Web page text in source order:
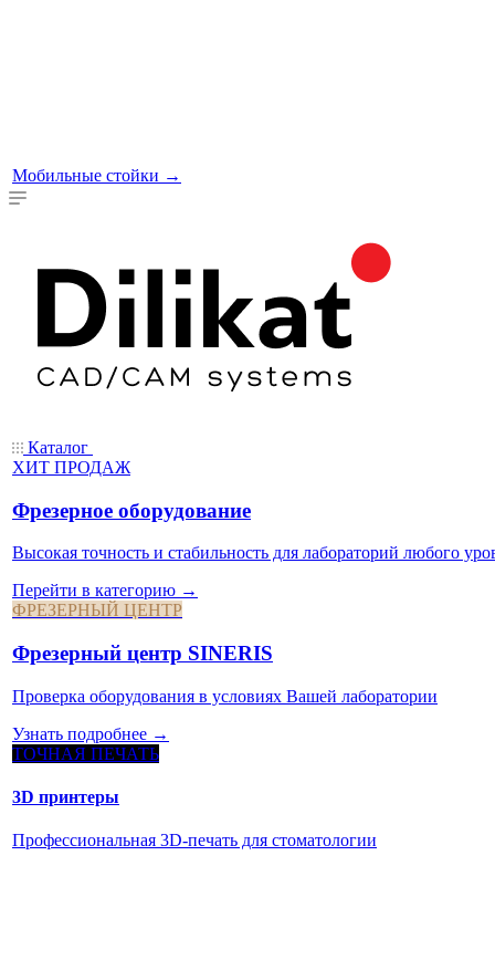
Мобильные стойки →
Каталог
ХИТ ПРОДАЖ
Фрезерное оборудование
Высокая точность и стабильность для лабораторий любого
Перейти в категорию →
ФРЕЗЕРНЫЙ ЦЕНТР
Фрезерный центр SINERIS
Проверка оборудования в условиях Вашей лаборатории
Узнать подробнее →
ТОЧНАЯ ПЕЧАТЬ
3D принтеры
Профессиональная 3D-печать для стоматологии